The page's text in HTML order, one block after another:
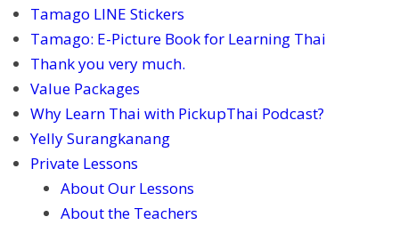
Tamago LINE Stickers
Tamago: E-Picture Book for Learning Thai
Thank you very much.
Value Packages
Why Learn Thai with PickupThai Podcast?
Yelly Surangkanang
Private Lessons
About Our Lessons
About the Teachers